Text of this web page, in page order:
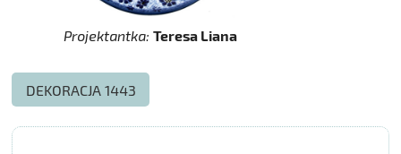
Projektantka: Teresa Liana
DEKORACJA 1443